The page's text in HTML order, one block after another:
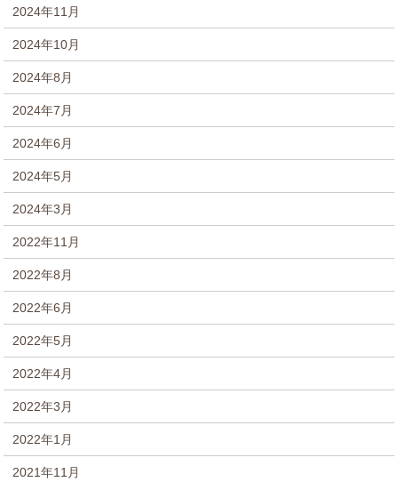
2024年11月
2024年10月
2024年8月
2024年7月
2024年6月
2024年5月
2024年3月
2022年11月
2022年8月
2022年6月
2022年5月
2022年4月
2022年3月
2022年1月
2021年11月